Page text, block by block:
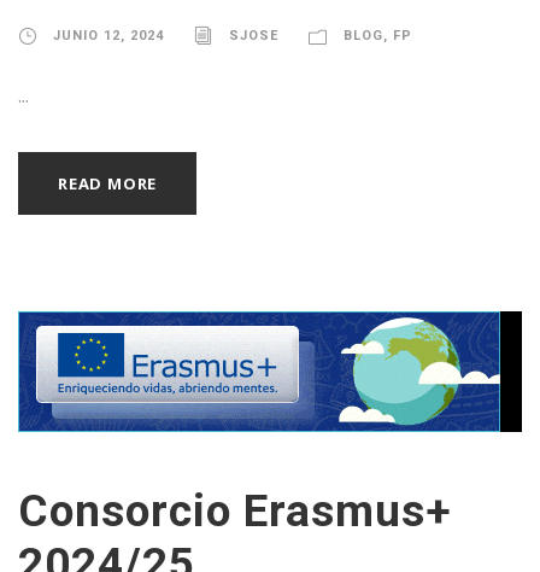
JUNIO 12, 2024 SJOSE BLOG FP
...
READ MORE
Consorcio Erasmus+